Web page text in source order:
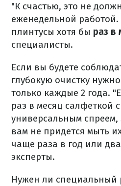
"К счастью, это не
еженедельной
плинтусы хотя бы раз в
специалисты.
Если вы будете
глубокую очистку
только каждые 2 года.
раз в месяц салфеткой
универсальным спреем,
вам не придется мыть
чаще раза в год или
эксперты.
Нужен ли специальный